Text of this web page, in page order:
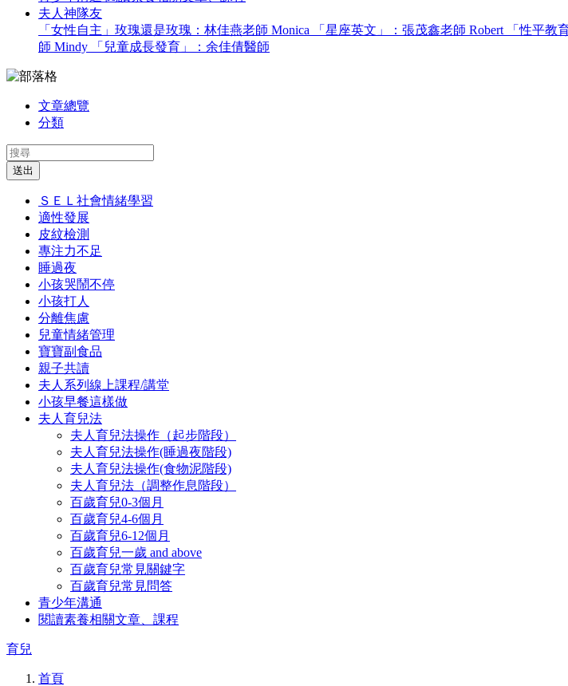
夫人神隊友
「女性自主」玫瑰還是玫瑰：林佳燕老師 Monica
「星座英文」：張茂鑫老師 Robert 「性平教
師 Mindy
「兒童成長發育」：余佳倩醫師
文章總覽
分類
送出
ＳＥＬ社會情緒學習
適性發展
皮紋檢測
專注力不足
睡過夜
小孩哭鬧不停
小孩打人
分離焦慮
兒童情緒管理
寶寶副食品
親子共讀
夫人系列線上課程/講堂
小孩早餐這樣做
夫人育兒法
夫人育兒法操作（起步階段）
夫人育兒法操作(睡過夜階段)
夫人育兒法操作(食物泥階段)
夫人育兒法（調整作息階段）
百歲育兒0-3個月
百歲育兒4-6個月
百歲育兒6-12個月
百歲育兒一歲 and above
百歲育兒常見關鍵字
百歲育兒常見問答
青少年溝通
閱讀素養相關文章、課程
育兒
首頁